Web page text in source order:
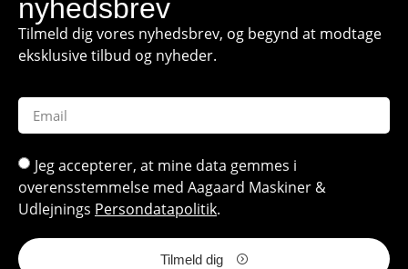
nyhedsbrev
Tilmeld dig vores nyhedsbrev, og begynd at modtage
eksklusive tilbud og nyheder.
Jeg accepterer, at mine data gemmes i
overensstemmelse med Aagaard Maskiner &
Udlejnings Persondatapolitik.
Tilmeld dig